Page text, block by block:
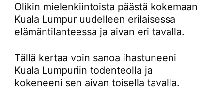
Olikin mielenkiintoista päästä kokemaan
Kuala Lumpur uudelleen erilaisessa
elämäntilanteessa ja aivan eri tavalla.
Tällä kertaa voin sanoa ihastuneeni
Kuala Lumpuriin todenteolla ja
kokeneeni sen aivan toisella tavalla.